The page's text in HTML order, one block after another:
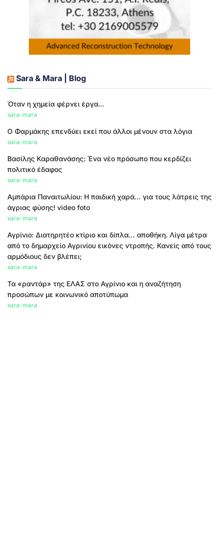
Sara & Mara | Blog
Όταν η χημεία φέρνει έργα...
sara-mara
Ο Φαρμάκης επενδύει εκεί που άλλοι μένουν στα λόγια
sara-mara
Βασίλης Καραθανάσης: Ένα νέο πρόσωπο που κερδίζει
πολιτικό έδαφος
sara-mara
Αμπάρια Παναιτωλίου: Η παιδική χαρά… για τους λάτρεις της
άγριας φύσης! video foto
sara-mara
Αγρίνιο: Διατηρητέο κτίριο και δίπλα… αποθήκη. Λίγα μέτρα
από το δημαρχείο Αγρινίου εικόνες ντροπής. Κανείς από τους
αρμόδιους δεν βλέπει;
sara-mara
Τα «ραντάρ» της ΕΛΑΣ στο Αγρίνιο και η αναζήτηση
προσώπων με κοινωνικό αποτύπωμα
sara-mara